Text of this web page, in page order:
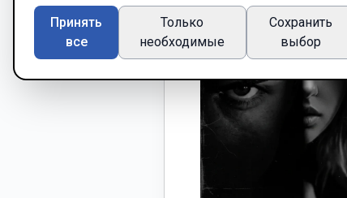
Принять
все
Только
необходимые
Сохранить
выбор